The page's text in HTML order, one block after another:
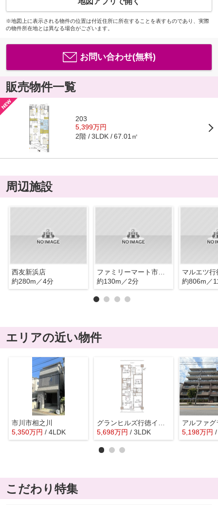
※地図上に表示される物件の位置は付近住所に所在することを表すものであり、実際
の物件所在地とは異なる場合がございます。
お問い合わせ(無料)
販売物件一覧
203
5,399万円
2階 3LDK 67.01㎡
周辺施設
西友新浜店
約280m／4分
ファミリーマート市川入船店
約130m／2分
マルエツ行
約806m／
エリアの近い物件
市川市相之川
5,350万円 / 4LDK
グランヒルズ行徳イースト
5,698万円 / 3LDK
アルファ
5,198万円
こだわり特集